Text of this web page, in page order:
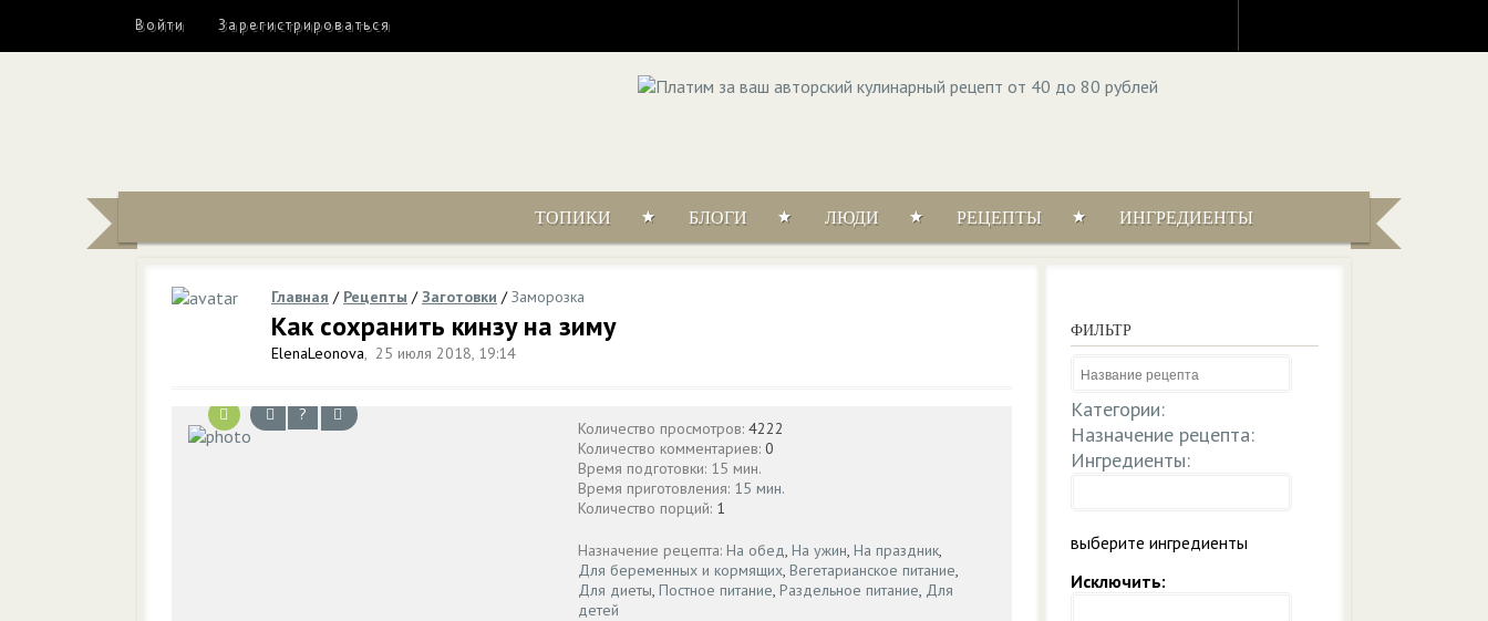
Войти Зарегистрироваться
ТОПИКИ БЛОГИ ЛЮДИ РЕЦЕПТЫ ИНГРЕДИЕНТЫ
Главная / Рецепты /Заготовки /Заморозка
Как сохранить кинзу на зиму
ElenaLeonova, 25 июля 2018, 19:14
?
Количество просмотров: 4222
Количество комментариев: 0
Время подготовки: 15 мин.
Время приготовления: 15 мин.
Количество порций: 1
Назначение рецепта: На обед, На ужин, На праздник,
Для беременных и кормящих, Вегетарианское питание,
Для диеты, Постное питание, Раздельное питание, Для
детей
ФИЛЬТР
Категории:
Назначение рецепта:
Ингредиенты:
выберите ингредиенты
Исключить: